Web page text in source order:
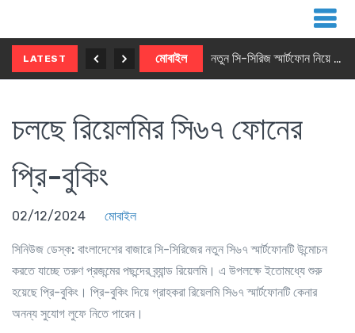
LATEST মোবাইল নতুন সি-সিরিজ স্মার্টফোন নিয়ে আসছে রিয়েলমি
চলছে রিয়েলমির সি৬৭ ফোনের
প্রি-বুকিং
02/12/2024 মোবাইল
সিনিউজ ডেস্ক: বাংলাদেশের বাজারে সি-সিরিজের নতুন সি৬৭ স্মার্টফোনটি উন্মোচন
করতে যাচ্ছে তরুণ প্রজন্মের পছন্দের ব্র্যান্ড রিয়েলমি। এ উপলক্ষে ইতোমধ্যে শুরু
হয়েছে প্রি-বুকিং। প্রি-বুকিং দিয়ে গ্রাহকরা রিয়েলমি সি৬৭ স্মার্টফোনটি কেনার
অনন্য সুযোগ লুফে নিতে পারেন।